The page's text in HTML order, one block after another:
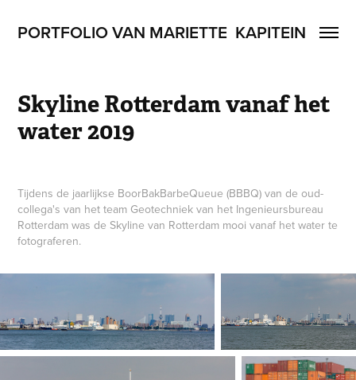
PORTFOLIO VAN MARIETTE  KAPITEIN
Skyline Rotterdam vanaf het
water 2019
Tijdens de jaarlijkse BoorBakBarbeQueue (BBBQ) van de oud-
collega's van het team Geotechniek van het Ingenieursbureau
Rotterdam was de Skyline van Rotterdam mooi vanaf het water te
fotograferen.